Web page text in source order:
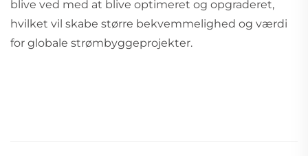
blive ved med at blive optimeret og opgraderet,
hvilket vil skabe større bekvemmelighed og værdi
for globale strømbyggeprojekter.